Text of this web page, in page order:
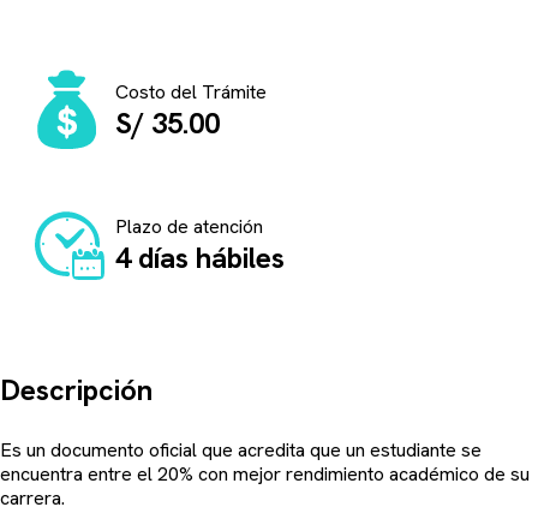
Costo del Trámite
S/ 35.00
Plazo de atención
4 días hábiles
Descripción
Es un documento oficial que acredita que un estudiante se
encuentra entre el 20% con mejor rendimiento académico de su
carrera.